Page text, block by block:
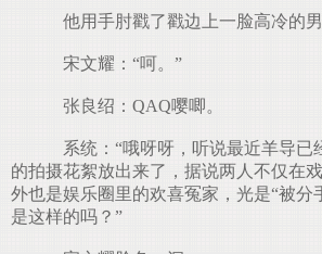
他用手肘戳了戳边上一脸高冷的男
宋文耀：“呵。”
张良绍：QAQ嘤唧。
系统：“哦呀呀，听说最近羊导已
的拍摄花絮放出来了，据说两人不仅在
外也是娱乐圈里的欢喜冤家，光是“被分
是这样的吗？”